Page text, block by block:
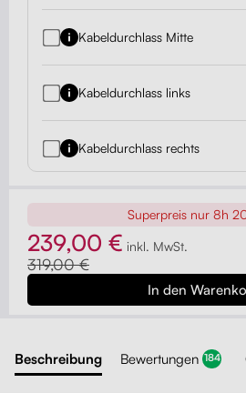
Kabeldurchlass Mitte
Kabeldurchlass links
Kabeldurchlass rechts
Superpreis nur 8h
239,00 € inkl. MwSt.
319,00 €
Beschreibung Bewertungen 184